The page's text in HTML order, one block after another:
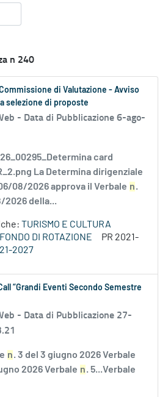
n 240
Commissione di Valutazione - Avviso
selezione di proposte
- Data di Pubblicazione 6-ago-
card
La Determina dirigenziale
08/2026 approva il Verbale n.
2026 della...
TURISMO E CULTURA
FONDO DI ROTAZIONE
PR 2021-
2027
“Grandi Eventi Secondo Semestre
- Data di Pubblicazione 27-
n. 3 del 3 giugno 2026 Verbale
2026 Verbale n. 5...Verbale